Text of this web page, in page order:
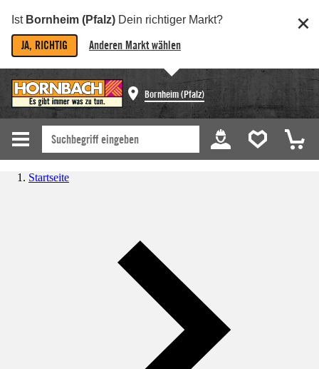
Ist Bornheim (Pfalz) Dein richtiger Markt?
JA, RICHTIG Anderen Markt wählen
Bornheim (Pfalz)
Startseite